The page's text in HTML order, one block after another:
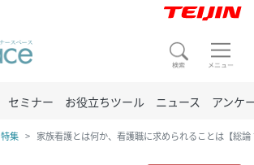
セミナー お役立ちツール ニュース アンケ
特集 家族看護とは何か、看護職に求められることは【総論